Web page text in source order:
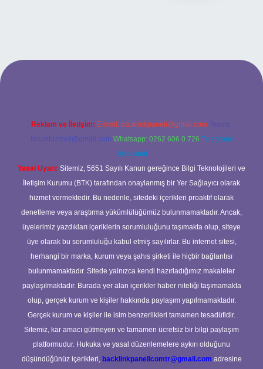
betexpergiris.casino
Reklam ve İletişim: E-mail: backlinkpaneli@gmail.com Teams:
forumhizmeti@gmail.com Whatsapp: 0262 606 0 726 Telegram:
@karabul
Yasal Uyarı: Sitemiz, 5651 Sayılı Kanun gereğince Bilgi Teknolojileri ve
İletişim Kurumu (BTK) tarafından onaylanmış bir Yer Sağlayıcı olarak
hizmet vermektedir. Bu nedenle, sitedeki içerikleri proaktif olarak
denetleme veya araştırma yükümlülüğümüz bulunmamaktadır. Ancak,
üyelerimiz yazdıkları içeriklerin sorumluluğunu taşımakta olup, siteye
üye olarak bu sorumluluğu kabul etmiş sayılırlar. Bu internet sitesi,
herhangi bir marka, kurum veya şahıs şirketi ile hiçbir bağlantısı
bulunmamaktadır. Sitede yalnızca kendi hazırladığımız makaleler
paylaşılmaktadır. Burada yer alan içerikler haber niteliği taşımamakta
olup, gerçek kurum ve kişiler hakkında paylaşım yapılmamaktadır.
Gerçek kurum ve kişiler ile isim benzerlikleri tamamen tesadüfidir.
Sitemiz, kar amacı gütmeyen ve tamamen ücretsiz bir bilgi paylaşım
platformudur. Hukuka ve yasal düzenlemelere aykırı olduğunu
düşündüğünüz içerikleri, backlinkpanelicomtr@gmail.com adresine